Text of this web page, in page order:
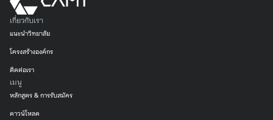
เกี่ยวกับเรา
แนะนำวิทยาลัย
โครงสร้างองค์กร
ติดต่อเรา
เมนู
หลักสูตร & การรับสมัคร
ดาวน์โหลด